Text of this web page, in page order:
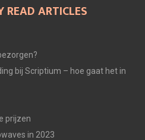
READ ARTICLES
bij Scriptium – hoe gaat het in
prijzen
in 2023